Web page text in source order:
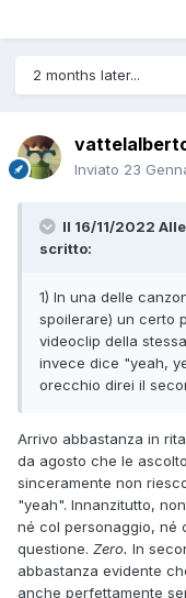
2 months later...
Inviato 23
Il 16/11/2022
scritto:
1) In una delle
spoilerare) un certo
videoclip della
invece dice "yeah,
orecchio direi il
Arrivo abbastanza in
da agosto che le
sinceramente non
"yeah". Innanzitutto,
né col personaggio, né
questione. Zero. In
abbastanza evidente
anche perfettamente